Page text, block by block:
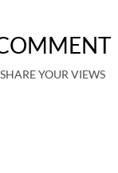
SHARE YOUR VIEWS